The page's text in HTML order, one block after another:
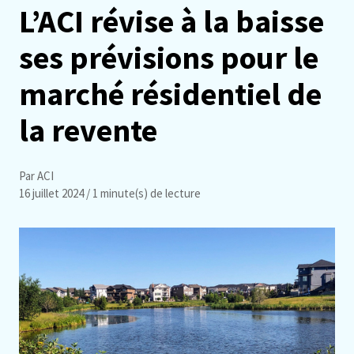
L’ACI révise à la baisse
ses prévisions pour le
marché résidentiel de
la revente
Par ACI
16 juillet 2024/ 1 minute(s) de lecture